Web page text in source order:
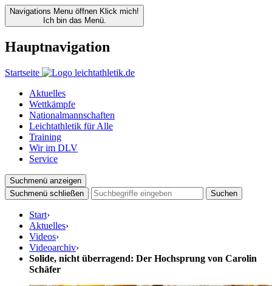
Navigations Menu öffnen Klick mich!
Ich bin das Menü.
Hauptnavigation
Startseite
Aktuelles
Wettkämpfe
Nationalmannschaften
Leichtathletik für Alle
Training
Wir im DLV
Service
Suchmenü anzeigen
Suchmenü schließen
Suchen
Start›
Aktuelles›
Videos›
Videoarchiv›
Solide, nicht überragend: Der Hochsprung von Carolin
Schäfer